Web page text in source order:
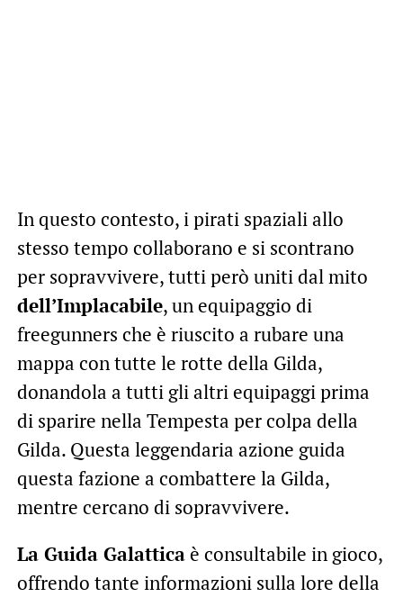
In questo contesto, i pirati spaziali allo
stesso tempo collaborano e si scontrano
per sopravvivere, tutti però uniti dal mito
dell’Implacabile, un equipaggio di
freegunners che è riuscito a rubare una
mappa con tutte le rotte della Gilda,
donandola a tutti gli altri equipaggi prima
di sparire nella Tempesta per colpa della
Gilda. Questa leggendaria azione guida
questa fazione a combattere la Gilda,
mentre cercano di sopravvivere.
La Guida Galatticaè consultabile in gioco,
offrendo tante informazioni sulla lore della